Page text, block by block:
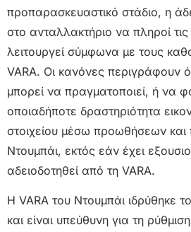
προπαρασκευαστικό στάδιο, η
στο ανταλλακτήριο να πληροί
λειτουργεί σύμφωνα με τους
VARA. Οι κανόνες περιγράφουν
μπορεί να πραγματοποιεί, ή να
οποιαδήποτε δραστηριότητα
στοιχείου μέσω προωθήσεων
Ντουμπάι, εκτός εάν έχει
αδειοδοτηθεί από τη VARA.
Η VARA του Ντουμπάι ιδρύθηκε
και είναι υπεύθυνη για τη